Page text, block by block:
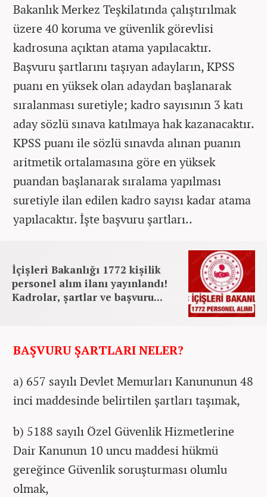
Bakanlık Merkez Teşkilatında çalıştırılmak
üzere 40 koruma ve güvenlik görevlisi
kadrosuna açıktan atama yapılacaktır.
Başvuru şartlarını taşıyan adayların, KPSS
puanı en yüksek olan adaydan başlanarak
sıralanması suretiyle; kadro sayısının 3 katı
aday sözlü sınava katılmaya hak kazanacaktır.
KPSS puanı ile sözlü sınavda alınan puanın
aritmetik ortalamasına göre en yüksek
puandan başlanarak sıralama yapılması
suretiyle ilan edilen kadro sayısı kadar atama
yapılacaktır. İşte başvuru şartları..
İçişleri Bakanlığı 1772 kişilik
personel alım ilanı yayınlandı!
Kadrolar, şartlar ve başvuru...
BAŞVURU ŞARTLARI NELER?
a) 657 sayılı Devlet Memurları Kanununun 48
inci maddesinde belirtilen şartları taşımak,
b) 5188 sayılı Özel Güvenlik Hizmetlerine
Dair Kanunun 10 uncu maddesi hükmü
gereğince Güvenlik soruşturması olumlu
olmak,